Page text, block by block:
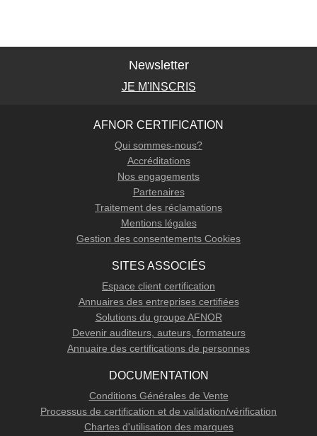
Newsletter
JE M'INSCRIS
AFNOR CERTIFICATION
Qui sommes-nous?
Accréditations
Nos engagements
Partenaires
Traitement des réclamations
Mentions légales
Gestion des consentements Cookies
SITES ASSOCIÉS
Espace client certification
Annuaires des entreprises certifiées
Solutions du groupe AFNOR
Devenir auditeurs, auteurs, formateurs
Annuaire des certifications de personnes
DOCUMENTATION
Conditions Générales de Vente
Processus de certification et de validation/vérification
Chartes d'utilisation des marques